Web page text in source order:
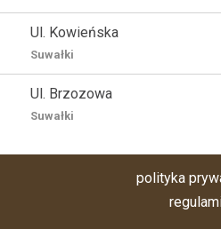
Ul. Kowieńska
Suwałki
Ul. Brzozowa
Suwałki
polityka